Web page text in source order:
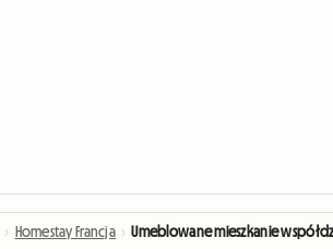
› Homestay Francja › Umeblowane mieszkanie